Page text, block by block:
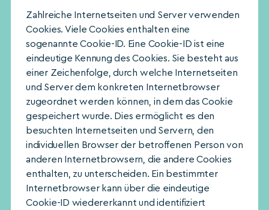
Zahlreiche Internetseiten und Server verwenden
Cookies. Viele Cookies enthalten eine
sogenannte Cookie-ID. Eine Cookie-ID ist eine
eindeutige Kennung des Cookies. Sie besteht aus
einer Zeichenfolge, durch welche Internetseiten
und Server dem konkreten Internetbrowser
zugeordnet werden können, in dem das Cookie
gespeichert wurde. Dies ermöglicht es den
besuchten Internetseiten und Servern, den
individuellen Browser der betroffenen Person von
anderen Internetbrowsern, die andere Cookies
enthalten, zu unterscheiden. Ein bestimmter
Internetbrowser kann über die eindeutige
Cookie-ID wiedererkannt und identifiziert